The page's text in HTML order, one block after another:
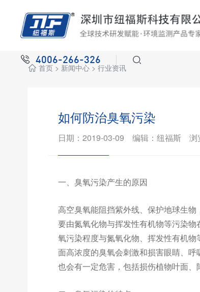
4006-266-326
首页> 新闻中心> 行业资讯
如何防治臭氧污染
日期：2019-03-09 编辑：纽福斯 浏
一、臭氧污染产生的原因
高空臭氧能阻挡紫外线、保护地球生
要由氮氧化物与挥发性有机物等污染
氧污染程度与氮氧化物、挥发性有机
面高浓度的臭氧会刺激和损害眼睛、
也会有一定危害，包括损伤植物叶面、